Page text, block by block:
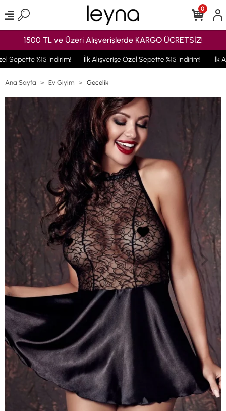
1500 TL ve Üzeri Alışverişlerde KARGO ÜCRETSİZ!
Sepette %15 İndirim! İlk Alışverişe Özel Sepette %15 İndirim! İlk
0
Ana Sayfa Ev Giyim Gecelik